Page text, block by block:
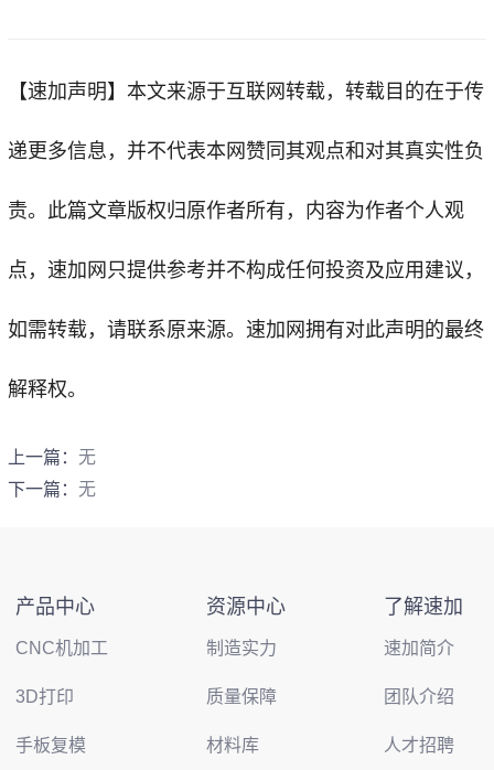
【速加声明】 本文来源于互联网转载，转载目的在于传
递更多信息，并不代表本网赞同其观点和对其真实性负
责。此篇文章版权归原作者所有，内容为作者个人观
点， 速加网 只提供参考并不构成任何投资及应用建议，
如需转载，请联系原来源。速加网拥有对此声明的最终
解释权。
上一篇： 无
下一篇： 无
产品中心
CNC机加工
3D打印
手板复模
资源中心
制造实力
质量保障
材料库
了解速加
速加简介
团队介绍
人才招聘